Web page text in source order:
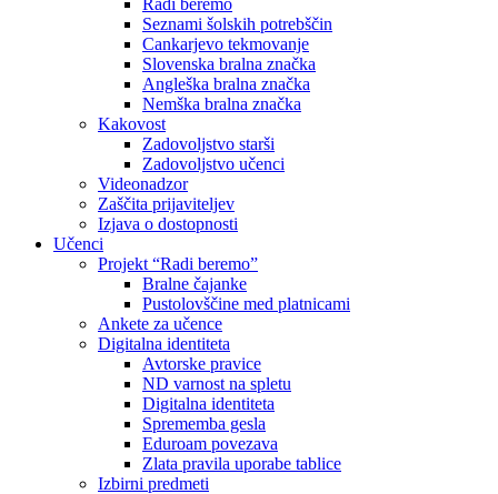
Radi beremo
Seznami šolskih potrebščin
Cankarjevo tekmovanje
Slovenska bralna značka
Angleška bralna značka
Nemška bralna značka
Kakovost
Zadovoljstvo starši
Zadovoljstvo učenci
Videonadzor
Zaščita prijaviteljev
Izjava o dostopnosti
Učenci
Projekt “Radi beremo”
Bralne čajanke
Pustolovščine med platnicami
Ankete za učence
Digitalna identiteta
Avtorske pravice
ND varnost na spletu
Digitalna identiteta
Sprememba gesla
Eduroam povezava
Zlata pravila uporabe tablice
Izbirni predmeti